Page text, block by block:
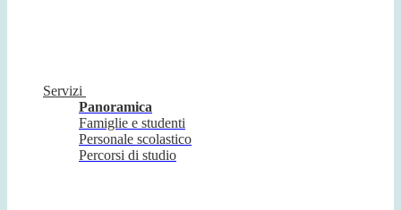
Servizi
Panoramica
Famiglie e studenti
Personale scolastico
Percorsi di studio